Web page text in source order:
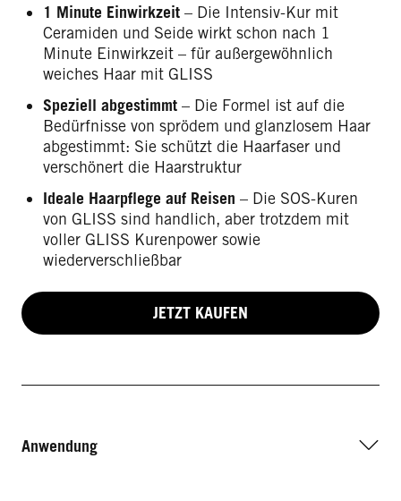
1 Minute Einwirkzeit – Die Intensiv-Kur mit
Ceramiden und Seide wirkt schon nach 1
Minute Einwirkzeit – für außergewöhnlich
weiches Haar mit GLISS
Speziell abgestimmt – Die Formel ist auf die
Bedürfnisse von sprödem und glanzlosem Haar
abgestimmt: Sie schützt die Haarfaser und
verschönert die Haarstruktur
Ideale Haarpflege auf Reisen – Die SOS-Kuren
von GLISS sind handlich, aber trotzdem mit
voller GLISS Kurenpower sowie
wiederverschließbar
JETZT KAUFEN
Anwendung